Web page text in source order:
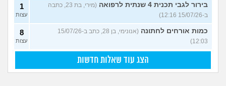
בירור לגבי תכנית 4 שנתית לרפואה
(מירי, בת 23, כתבה
ב-15/07/26 12:16)
1
עצות
כמות אורחים לחתונה
(אנונימי, בן 28, כתב ב-15/07/26
12:03)
8
עצות
הצג עוד שאלות חדשות